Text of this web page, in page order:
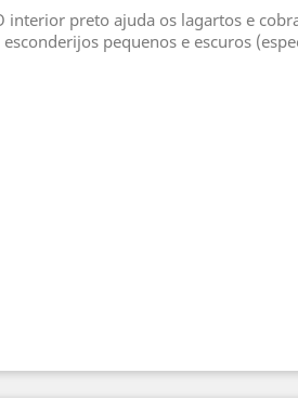
interior preto ajuda os lagartos e
pequenos e escuros